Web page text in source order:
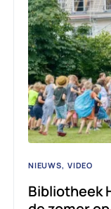
NIEUWS VIDEO
Bibliotheek